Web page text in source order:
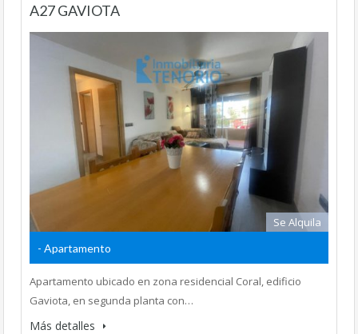
A27 GAVIOTA
Se Alquila
- Apartamento
Apartamento ubicado en zona residencial Coral, edificio
Gaviota, en segunda planta con…
Más detalles